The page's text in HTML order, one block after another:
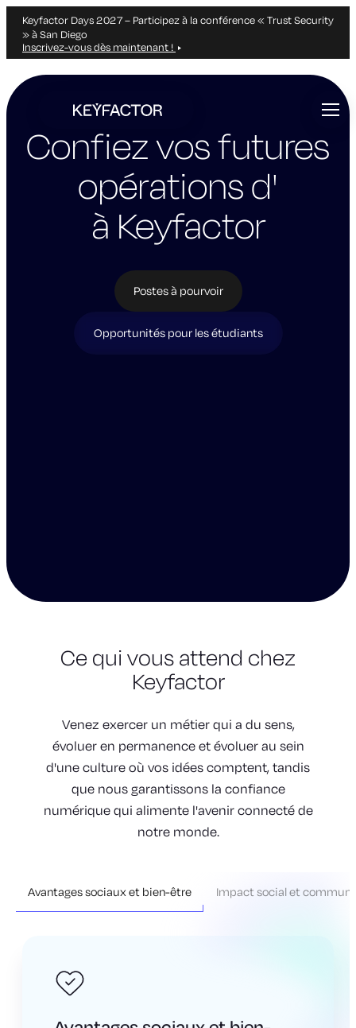
Keyfactor Days 2027 – Participez à la conférence « Trust Security
» à San Diego
Inscrivez-vous dès maintenant !
principal
Confiezvos futures
opérations d'
à Keyfactor
Postes à pourvoir
Opportunités pour les étudiants
Ce qui vous attend chez
Keyfactor
Venez exercer un métier qui a du sens,
évoluer en permanence et évoluer au sein
d'une culture où vos idées comptent, tandis
que nous garantissons la confiance
numérique qui alimente l'avenir connecté de
notre monde.
Avantages sociaux et bien-être Impact social et